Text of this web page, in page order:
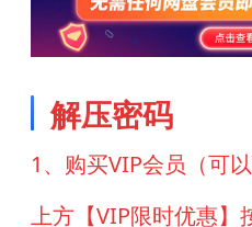
解压密码
1、购买VIP会员（可
上方【VIP限时优惠】